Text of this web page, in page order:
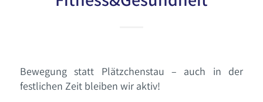
Bewegung statt Plätzchenstau – auch in der
festlichen Zeit bleiben wir aktiv!